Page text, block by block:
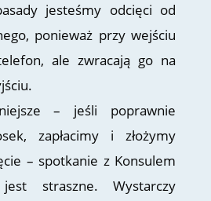
jesteśmy odcięci od
ponieważ przy wejściu
ale zwracają go na
– jeśli poprawnie
zapłacimy i złożymy
– spotkanie z Konsulem
straszne. Wystarczy